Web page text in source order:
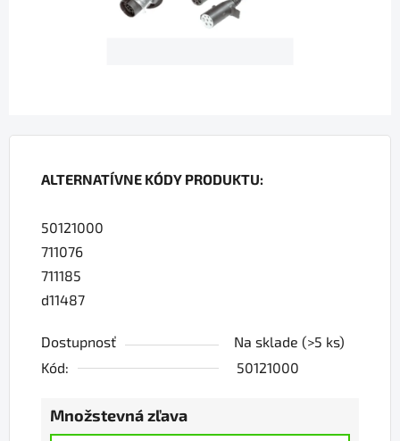
ALTERNATÍVNE KÓDY PRODUKTU:
50121000
711076
711185
d11487
Dostupnosť Na sklade (>5 ks)
Kód:
50121000
Množstevná zľava